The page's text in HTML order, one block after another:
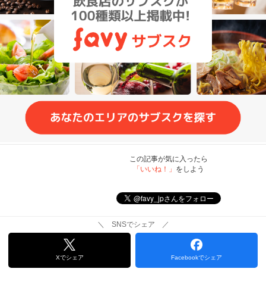
この記事が気に入ったら
「いいね！」 をしよう
＼ SNSでシェア ／
Xでシェア Facebookでシェア